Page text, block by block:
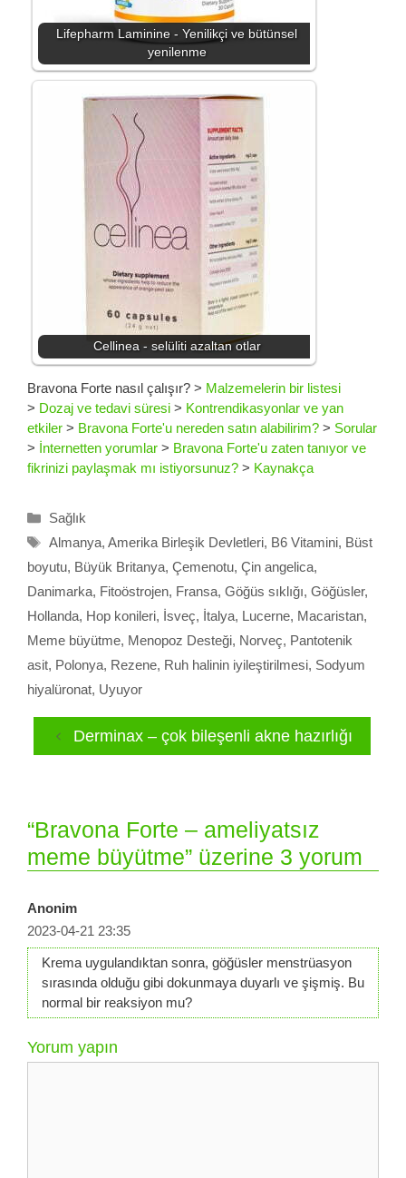
Lifepharm Laminine - Yenilikçi ve bütünsel
yenilenme
Cellinea - selüliti azaltan otlar
Bravona Forte nasıl çalışır? > Malzemelerin bir listesi
> Dozaj ve tedavi süresi > Kontrendikasyonlar ve yan
etkiler > Bravona Forte'u nereden satın alabilirim? > Sorular
> İnternetten yorumlar > Bravona Forte'u zaten tanıyor ve
fikrinizi paylaşmak mı istiyorsunuz? > Kaynakça
Kategoriler
Sağlık
Etiketler
Almanya, Amerika Birleşik Devletleri, B6 Vitamini, Büst
boyutu, Büyük Britanya, Çemenotu, Çin angelica,
Danimarka, Fitoöstrojen, Fransa, Göğüs sıklığı, Göğüsler,
Hollanda, Hop konileri, İsveç, İtalya, Lucerne, Macaristan,
Meme büyütme, Menopoz Desteği, Norveç, Pantotenik
asit, Polonya, Rezene, Ruh halinin iyileştirilmesi, Sodyum
hiyalüronat, Uyuyor
Derminax – çok bileşenli akne hazırlığı
“Bravona Forte – ameliyatsız
meme büyütme” üzerine 3 yorum
Anonim
2023-04-21 23:35
Krema uygulandıktan sonra, göğüsler menstrüasyon
sırasında olduğu gibi dokunmaya duyarlı ve şişmiş. Bu
normal bir reaksiyon mu?
Yorum yapın